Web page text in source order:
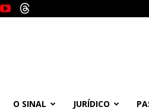
O SINAL JURÍDICO